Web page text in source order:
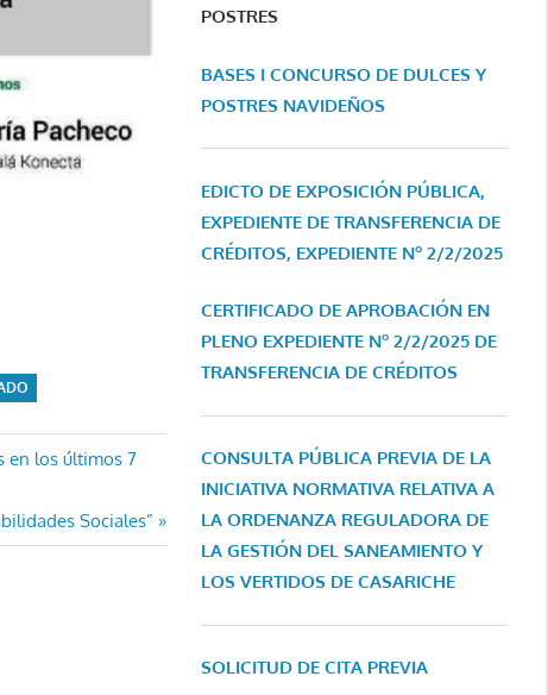
en los últimos 7
Sociales”
POSTRES
BASES I CONCURSO DE DULCES Y
POSTRES NAVIDEÑOS
EDICTO DE EXPOSICIÓN PÚBLICA,
EXPEDIENTE DE TRANSFERENCIA DE
CRÉDITOS, EXPEDIENTE Nº 2/2/2025
CERTIFICADO DE APROBACIÓN EN
PLENO EXPEDIENTE Nº 2/2/2025 DE
TRANSFERENCIA DE CRÉDITOS
CONSULTA PÚBLICA PREVIA DE LA
INICIATIVA NORMATIVA RELATIVA A
LA ORDENANZA REGULADORA DE
LA GESTIÓN DEL SANEAMIENTO Y
LOS VERTIDOS DE CASARICHE
SOLICITUD DE CITA PREVIA